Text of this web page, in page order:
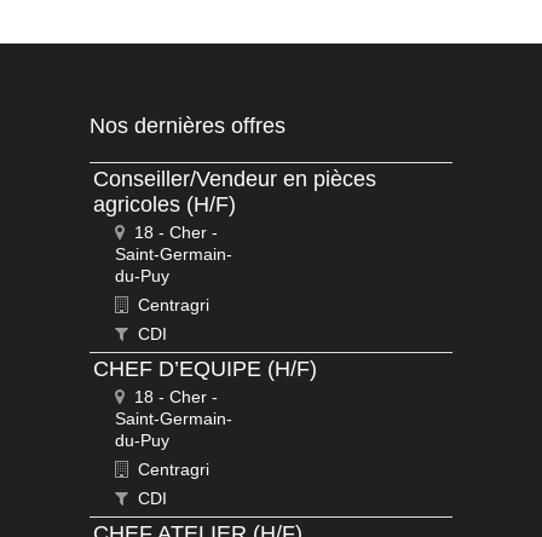
Nos dernières offres
Conseiller/Vendeur en pièces
agricoles (H/F)
18 - Cher -
Saint-Germain-
du-Puy
Centragri
CDI
CHEF D’EQUIPE (H/F)
18 - Cher -
Saint-Germain-
du-Puy
Centragri
CDI